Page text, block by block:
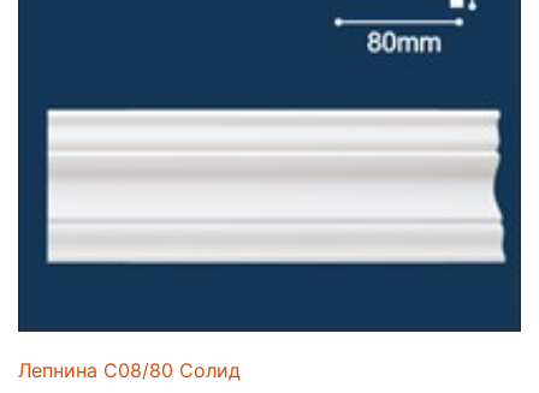
Лепнина C08/80 Солид